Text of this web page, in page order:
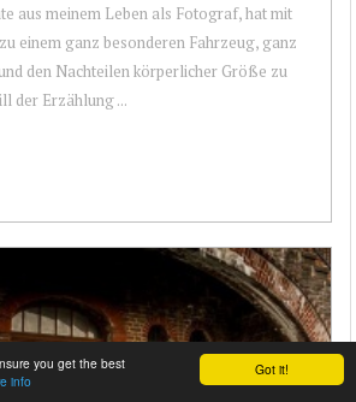
Got it!
you get the best
info
aus meinem Leben als Fotograf, hat mit
einem ganz besonderen Fahrzeug, ganz
den Nachteilen körperlicher Größe zu
der Erzählung ...